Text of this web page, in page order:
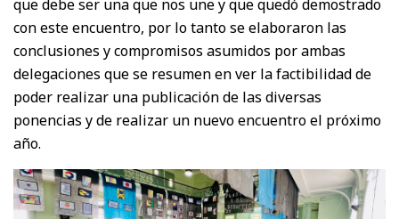
que debe ser una que nos une y que quedó demostrado
con este encuentro, por lo tanto se elaboraron las
conclusiones y compromisos asumidos por ambas
delegaciones que se resumen en ver la factibilidad de
poder realizar una publicación de las diversas
ponencias y de realizar un nuevo encuentro el próximo
año.